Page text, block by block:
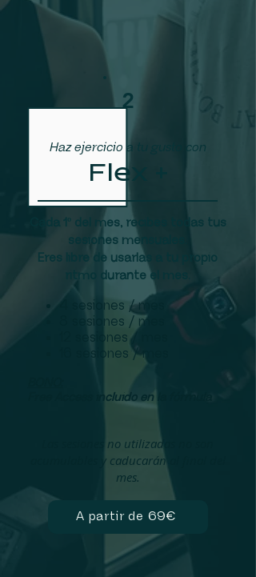
​Free Access incluido en la fórmula
Las sesiones no utilizadas no son
acumulables y caducarán al final del
mes.
Flex +
2
Cada 1º del mes, recibes todas tus
sesiones mensuales.
Eres libre de usarlas a tu propio
ritmo durante el mes.
Haz ejercicio a tu gusto con
4 sesiones / mes
8 sesiones / mes
12 sesiones / mes
16 sesiones / mes
A partir de 69€